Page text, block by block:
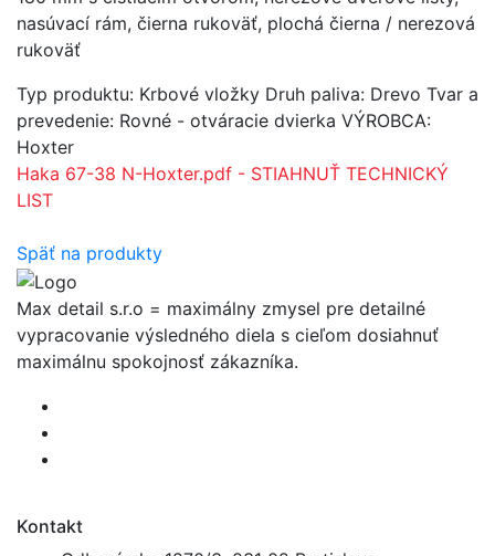
nasúvací rám, čierna rukoväť, plochá čierna / nerezová
rukoväť
Typ produktu: Krbové vložky Druh paliva: Drevo Tvar a
prevedenie: Rovné - otváracie dvierka VÝROBCA:
Hoxter
Haka 67-38 N-Hoxter.pdf - STIAHNUŤ TECHNICKÝ
LIST
Späť na produkty
Max detail s.r.o = maximálny zmysel pre detailné
vypracovanie výsledného diela s cieľom dosiahnuť
maximálnu spokojnosť zákazníka.
Kontakt